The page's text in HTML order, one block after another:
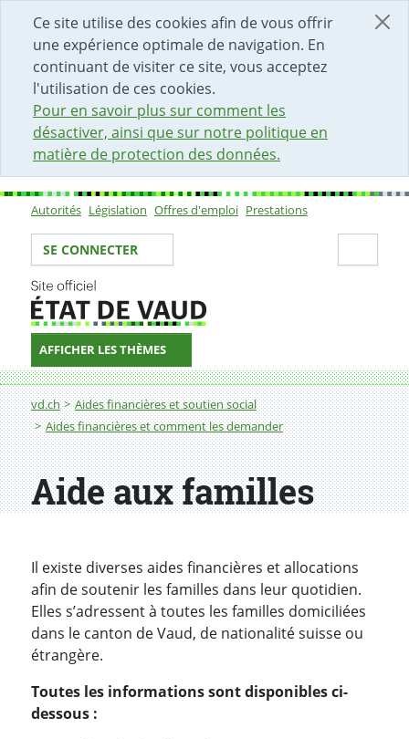
Ce site utilise des cookies afin de vous offrir
une expérience optimale de navigation. En
continuant de visiter ce site, vous acceptez
l'utilisation de ces cookies.
Pour en savoir plus sur comment les
désactiver, ainsi que sur notre politique en
matière de protection des données.
DÉBUT DU CONTENU DE LA PAGE
ACCÈS AU CHAMP DE RECHERCHE
PAGE D'ACCUEIL
FORMULAIRE DE CONTACT
Sous-navigation
Autorités Législation Offres d'emploi Prestations
Votre identité
SE CONNECTER
AFFICHER LES THÈMES
Fil d'Ariane
vd.ch
Aides financières et soutien social
Aides financières et comment les demander
Aide aux familles
Aide aux familles
Il existe diverses aides financières et allocations
afin de soutenir les familles dans leur quotidien.
Elles s’adressent à toutes les familles domiciliées
dans le canton de Vaud, de nationalité suisse ou
étrangère.
Toutes les informations sont disponibles ci-
dessous :